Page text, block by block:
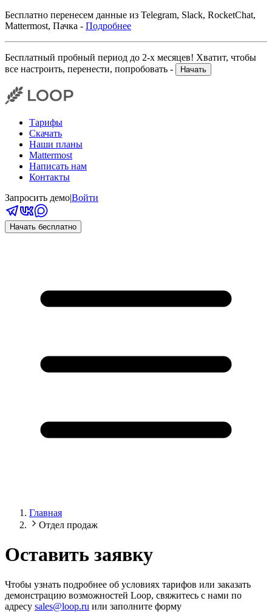
Бесплатно перенесем данные из Telegram, Slack, RocketChat,
Mattermost, Пачка - Подробнее
Бесплатный пробный период до 2-х месяцев! Хватит, чтобы
все настроить, перенести, попробовать -
Начать
Тарифы
Скачать
Наши планы
Mattermost
Написать нам
Контакты
Запросить демо|Войти
Начать бесплатно
Главная
Отдел продаж
Оставить заявку
Чтобы узнать подробнее об условиях тарифов или заказать
демонстрацию возможностей Loop, свяжитесь с нами по
адресу sales@loop.ru или заполните форму